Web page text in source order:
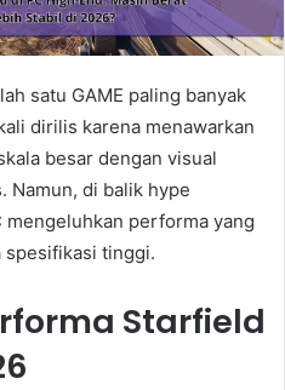
satu GAME paling banyak
dirilis karena menawarkan
besar dengan visual
Namun, di balik hype
performa yang
spesifikasi tinggi.
Starfield